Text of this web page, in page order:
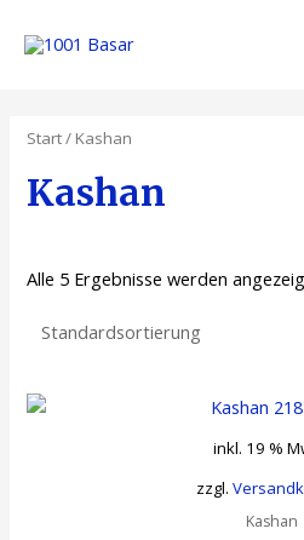
Start/ Kashan
Kashan
Alle 5 Ergebnisse werden
inkl. 19 %
zzgl.
Kashan